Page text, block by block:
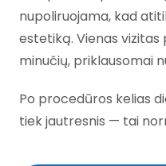
nupoliruojama, kad
estetiką. Vienas
minučių, priklausomai
Po procedūros kelias
tiek jautresnis — tai